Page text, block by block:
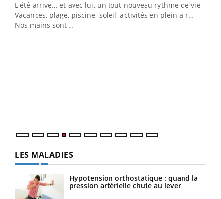
L'été arrive… et avec lui, un tout nouveau rythme de vie !
Vacances, plage, piscine, soleil, activités en plein air…
Nos mains sont ...
LES MALADIES
Hypotension orthostatique : quand la
pression artérielle chute au lever